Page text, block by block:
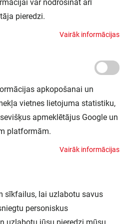
Inform
var nodrošināt arī
pieredzi.
Vairāk informācijas
apkopošanai un
vietnes lietojuma statistiku,
apmeklētājus Google un
platformām.
Vairāk informācijas
sīkfailus, lai uzlabotu savus
personiskus